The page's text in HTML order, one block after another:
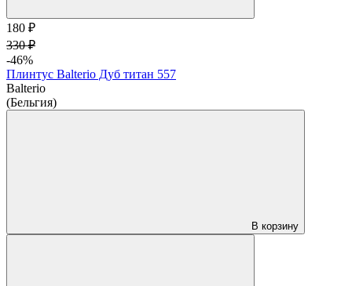
180 ₽
330 ₽
-46%
Плинтус Balterio Дуб титан 557
Balterio
(Бельгия)
В корзину